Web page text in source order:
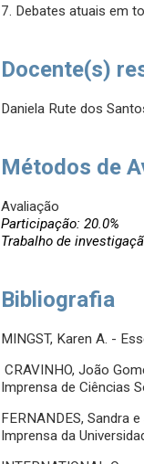
7. Debates atuais em
Docente(s)
Daniela Rute dos
Métodos de
Avaliação
Participação: 20.0%
Trabalho de
Bibliografia
MINGST, Karen A. -
CRAVINHO, João
Imprensa de Ciências
FERNANDES, Sandra
Imprensa da